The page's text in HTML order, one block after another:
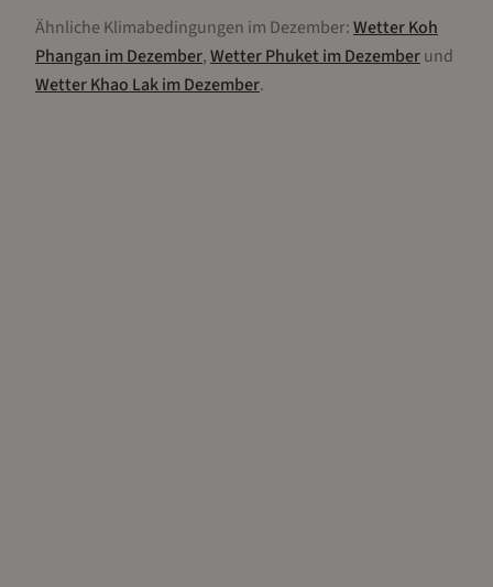
Ähnliche Klimabedingungen im Dezember:WetterKoh
Phangan imDezember,WetterPhuketimDezemberund
WetterKhao LakimDezember.